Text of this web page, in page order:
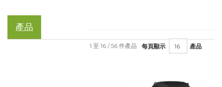
產品
每頁顯示 產品
1 至 16 / 56 件產品